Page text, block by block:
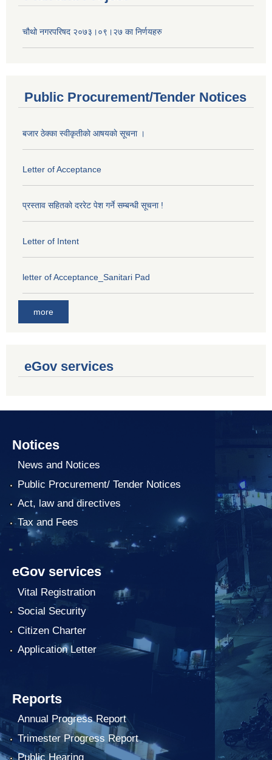
चौथो नगरपरिषद २०७३।०९।२७ का निर्णयहरु
Public Procurement/Tender Notices
बजार ठेक्का स्वीकृतीकाे आषयकाे सूचना ।
Letter of Acceptance
प्रस्ताव सहितकाे दररेट पेश गर्ने सम्बन्धी सूचना !
Letter of Intent
letter of Acceptance_Sanitari Pad
more
eGov services
Notices
News and Notices
Public Procurement/ Tender Notices
Act, law and directives
Tax and Fees
eGov services
Vital Registration
Social Security
Citizen Charter
Application Letter
Reports
Annual Progress Report
Trimester Progress Report
Public Hearing